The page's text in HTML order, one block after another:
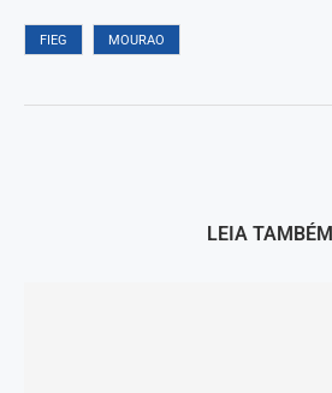
FIEG MOURAO
LEIA TAMBÉM